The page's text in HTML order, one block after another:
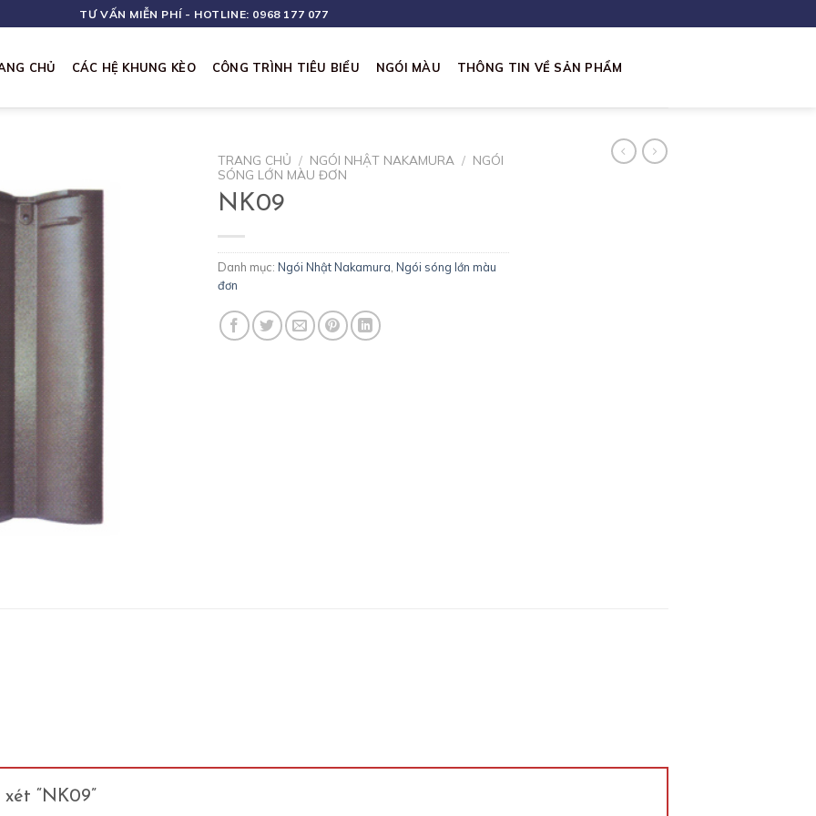
TƯ VẤN MIỄN PHÍ - HOTLINE: 0968 177 077
CHỦ CÁC HỆ KHUNG KÈO CÔNG TRÌNH TIÊU BIỂU NGÓI MÀU THÔNG TIN VỀ SẢN PHẨM
TRANG CHỦ / NGÓI NHẬT NAKAMURA / NGÓI
SÓNG LỚN MÀU ĐƠN
NK09
Danh mục: Ngói Nhật Nakamura Ngói sóng lớn màu
đơn
“NK09”